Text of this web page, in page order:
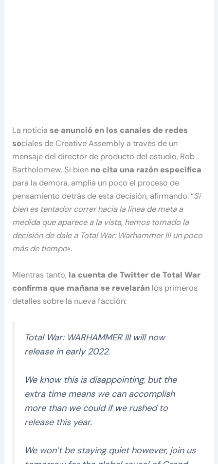
La noticiase anunció en los canales de redes
sociales de Creative Assembly a través de un
mensaje del director de producto del estudio, Rob
Bartholomew. Si bien no cita una razón específica
para la demora, amplía un poco el proceso de
pensamiento detrás de esta decisión, afirmando: “Si
bien es tentador correr hacia la línea de meta a
medida que aparece a la vista, hemos tomado la
decisión de dale a Total War: Warhammer III un poco
más de tiempo«.
Mientras tanto, la cuenta de Twitter de Total War
confirma que mañana se revelarán los primeros
detalles sobre la nueva facción:
Total War: WARHAMMER III will now
release in early 2022.
We know this is disappointing, but the
extra time means we can accomplish
more than we could if we rushed to
release this year.
We won’t be staying quiet however, join us